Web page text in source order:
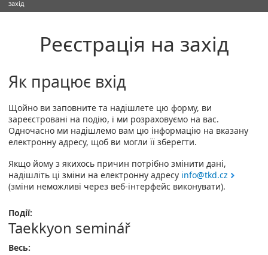
захід
Реєстрація на захід
Як працює вхід
Щойно ви заповните та надішлете цю форму, ви
зареєстровані на подію, і ми розраховуємо на вас.
Одночасно ми надішлемо вам цю інформацію на вказану
електронну адресу, щоб ви могли її зберегти.
Якщо йому з якихось причин потрібно змінити дані,
надішліть ці зміни на електронну адресу info@tkd.cz
(зміни неможливі через веб-інтерфейс виконувати).
Події:
Taekkyon seminář
Весь: